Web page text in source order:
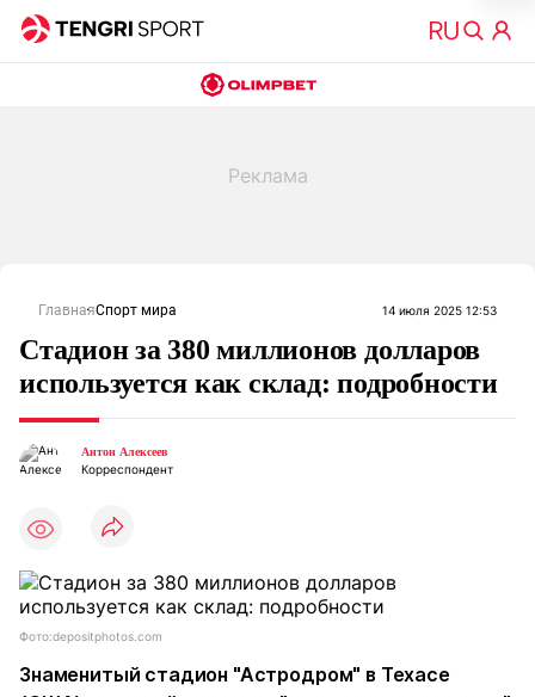
ГлавнаяСпорт мира 14 июля 2025 12:53
Стадион за 380 миллионов долларов
используется как склад: подробности
Антон Алексеев
Корреспондент
Фото:depositphotos.com
Знаменитый стадион "Астродром" в Техасе